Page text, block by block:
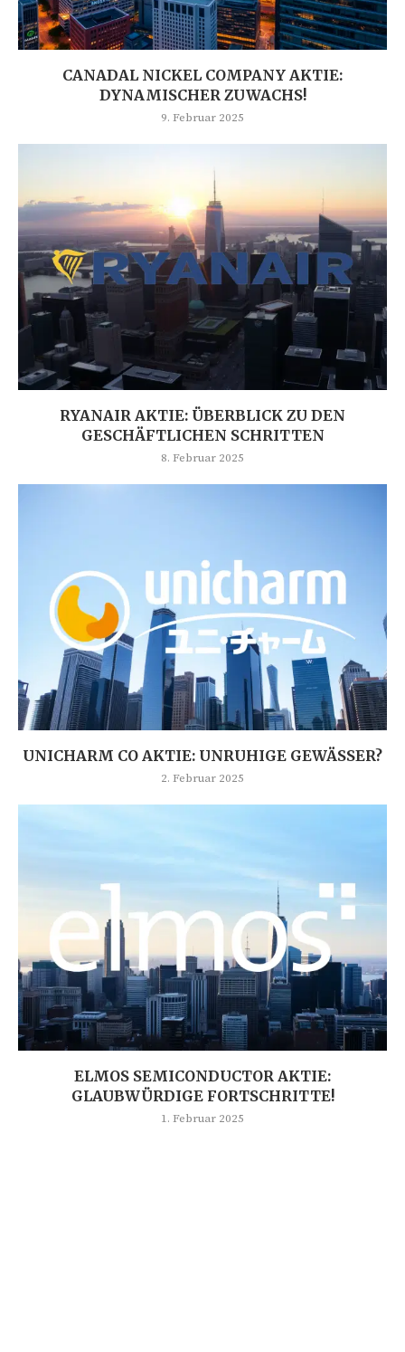
CANADAL NICKEL COMPANY AKTIE:
DYNAMISCHER ZUWACHS!
9. Februar 2025
RYANAIR AKTIE: ÜBERBLICK ZU DEN
GESCHÄFTLICHEN SCHRITTEN
8. Februar 2025
UNICHARM CO AKTIE: UNRUHIGE GEWÄSSER?
2. Februar 2025
ELMOS SEMICONDUCTOR AKTIE:
GLAUBWÜRDIGE FORTSCHRITTE!
1. Februar 2025